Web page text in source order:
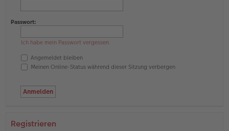
Passwort:
Ich habe mein Passwort vergessen
Angemeldet bleiben
Meinen Online-Status während dieser Sitzung verbergen
Registrieren